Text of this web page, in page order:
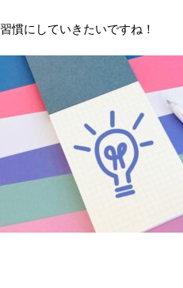
習慣にしていきたいですね！